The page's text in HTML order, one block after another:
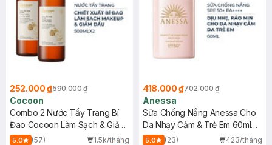
252.000 ₫590.000 ₫
Cocoon
Combo 2 Nước Tẩy Trang Bí
Đao Cocoon Làm Sạch & Giảm
Dầu 500ml
5.0 (57)
1.5k/tháng
418.000 ₫702.000 ₫
Anessa
Sữa Chống Nắng Anessa Cho
Da Nhạy Cảm & Trẻ Em 60ml
(Mới)
5.0 (23)
423/tháng